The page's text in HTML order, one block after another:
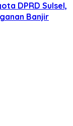
DPRD Sulsel,
Banjir